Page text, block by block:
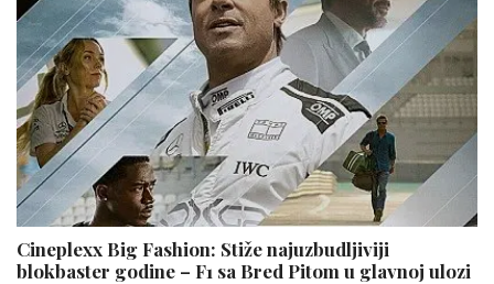
Cineplexx Big Fashion: Stiže najuzbudljiviji
blokbaster godine – F1 sa Bred Pitom u glavnoj ulozi